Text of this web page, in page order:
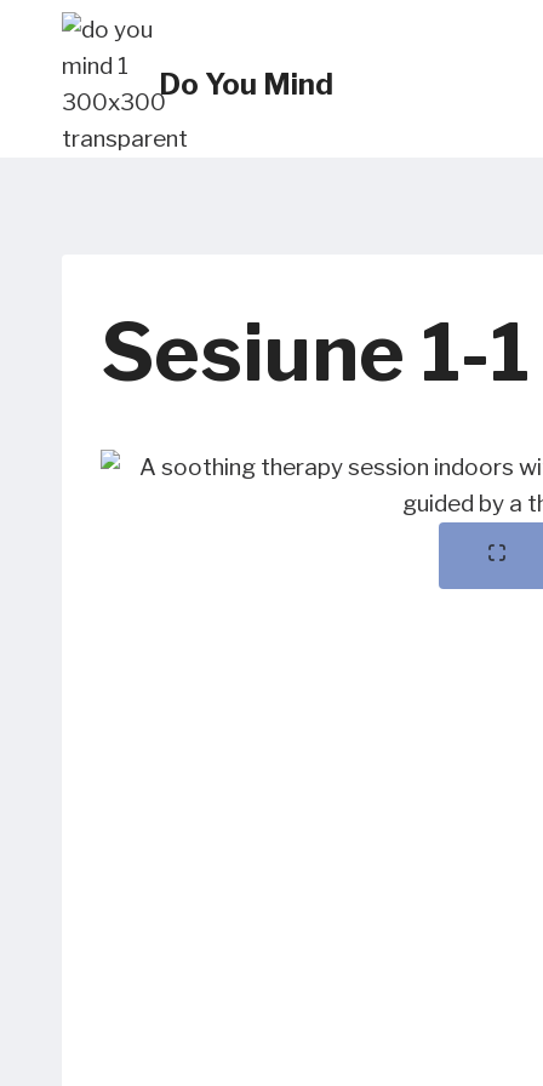
content
Do You Mind
Sesiune 1-